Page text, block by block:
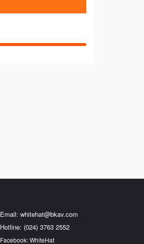
Email: whitehat@bkav.com
Hotline: (024) 3763 2552
Facebook: WhiteHat